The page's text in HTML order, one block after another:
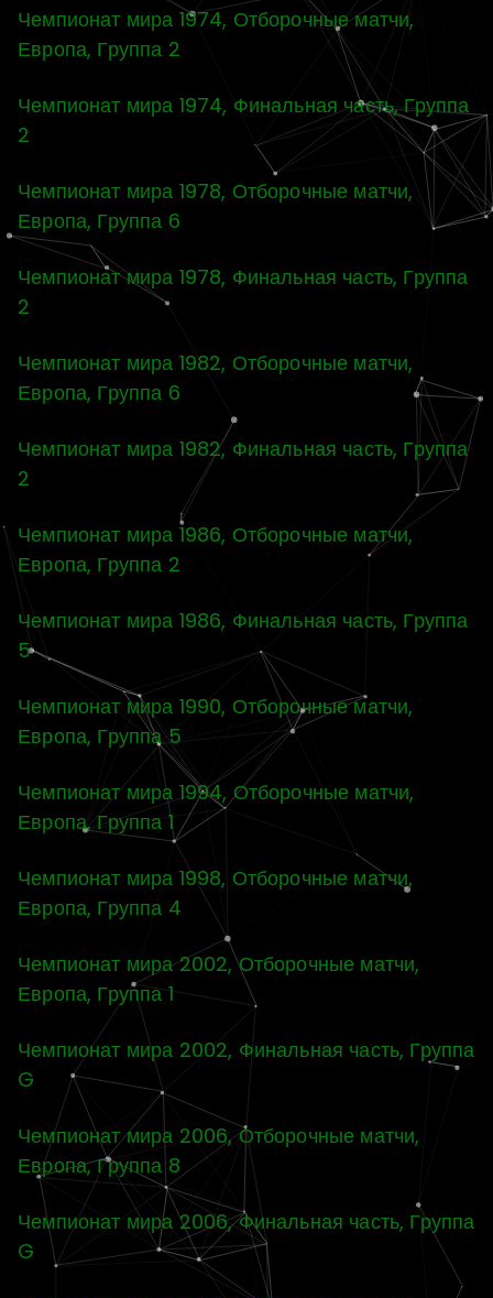
Чемпионат мира 1974, Отборочные матчи,
Европа, Группа 2
Чемпионат мира 1974, Финальная часть, Группа
2
Чемпионат мира 1978, Отборочные матчи,
Европа, Группа 6
Чемпионат мира 1978, Финальная часть, Группа
2
Чемпионат мира 1982, Отборочные матчи,
Европа, Группа 6
Чемпионат мира 1982, Финальная часть, Группа
2
Чемпионат мира 1986, Отборочные матчи,
Европа, Группа 2
Чемпионат мира 1986, Финальная часть, Группа
5
Чемпионат мира 1990, Отборочные матчи,
Европа, Группа 5
Чемпионат мира 1994, Отборочные матчи,
Европа, Группа 1
Чемпионат мира 1998, Отборочные матчи,
Европа, Группа 4
Чемпионат мира 2002, Отборочные матчи,
Европа, Группа 1
Чемпионат мира 2002, Финальная часть, Группа
G
Чемпионат мира 2006, Отборочные матчи,
Европа, Группа 8
Чемпионат мира 2006, Финальная часть, Группа
G